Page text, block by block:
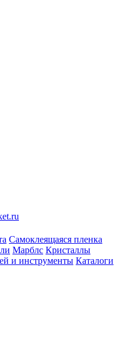
Самоклеящаяся пленка
Марблс Кристаллы
и инструменты Каталоги